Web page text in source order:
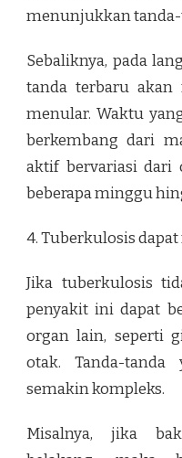
menunjukkan
Sebaliknya, pada
tanda terbaru
menular. Waktu
berkembang dari
aktif bervariasi dari
beberapa minggu
4. Tuberkulosis
Jika tuberkulosis
penyakit ini dapat
organ lain, seperti
otak. Tanda-
semakin kompleks.
Misalnya, jika